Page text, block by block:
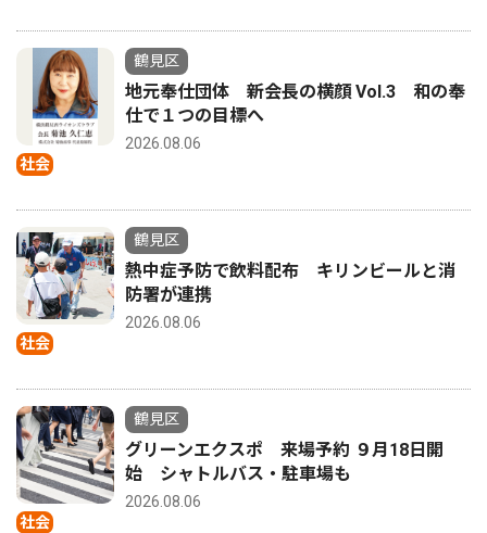
社会
鶴見区
地元奉仕団体 新会長の横顔 Vol.3 和の奉
仕で１つの目標へ
2026.08.06
社会
鶴見区
熱中症予防で飲料配布 キリンビールと消
防署が連携
2026.08.06
社会
鶴見区
グリーンエクスポ 来場予約 ９月18日開
始 シャトルバス・駐車場も
2026.08.06